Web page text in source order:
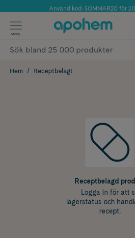
Årets Butik 2025 inom
Använd kod: SOMMAR20 för
✓ Fri frakt
✓ Poäng på alla köp*
Meny
Hem Receptbelagt
Receptbelagd
Logga in för att
lagerstatus och
recept.